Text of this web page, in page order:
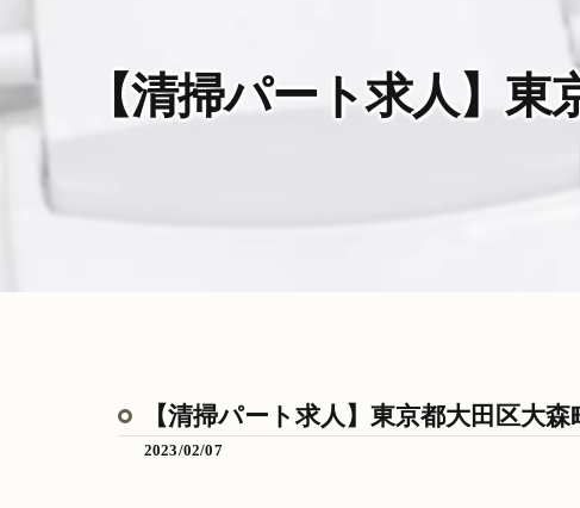
【清掃パート求人】
【清掃パート求人】東京都大田区
2023/02/07